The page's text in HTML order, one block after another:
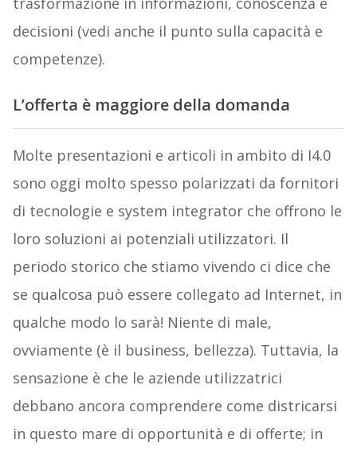
decisioni (vedi anche il punto sulla capacità e
competenze).
L’offerta è maggiore della domanda
Molte presentazioni e articoli in ambito di I4.0
sono oggi molto spesso polarizzati da fornitori
di tecnologie e system integrator che offrono le
loro soluzioni ai potenziali utilizzatori. Il
periodo storico che stiamo vivendo ci dice che
se qualcosa può essere collegato ad Internet, in
qualche modo lo sarà! Niente di male,
ovviamente (è il business, bellezza). Tuttavia, la
sensazione è che le aziende utilizzatrici
debbano ancora comprendere come districarsi
in questo mare di opportunità e di offerte; in